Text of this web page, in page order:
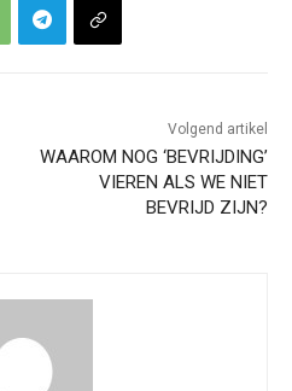
Volgend artikel
WAAROM NOG ‘BEVRIJDING’
VIEREN ALS WE NIET
BEVRIJD ZIJN?